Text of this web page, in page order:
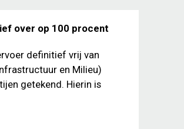
over op 100 procent
definitief vrij van
en Milieu)
getekend. Hierin is